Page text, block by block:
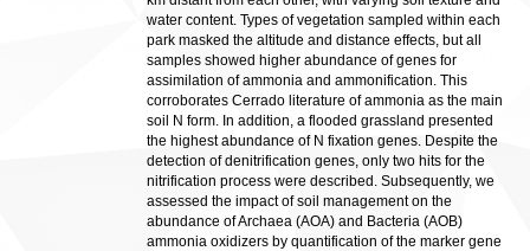
water content. Types of vegetation sampled within each
park masked the altitude and distance effects, but all
samples showed higher abundance of genes for
assimilation of ammonia and ammonification. This
corroborates Cerrado literature of ammonia as the main
soil N form. In addition, a flooded grassland presented
the highest abundance of N fixation genes. Despite the
detection of denitrification genes, only two hits for the
nitrification process were described. Subsequently, we
assessed the impact of soil management on the
abundance of Archaea (AOA) and Bacteria (AOB)
ammonia oxidizers by quantification of the marker gene